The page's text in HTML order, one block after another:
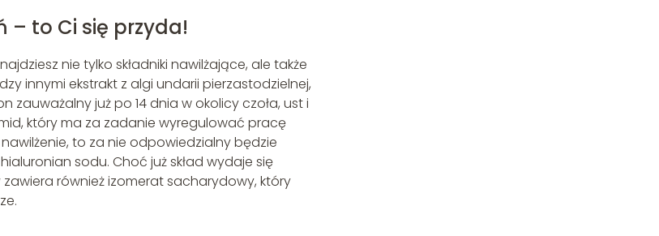
– to Ci się przyda!
nie tylko składniki nawilżające, ale także
innymi ekstrakt z algi undarii pierzastodzielnej,
zauważalny już po 14 dnia w okolicy czoła, ust i
który ma za zadanie wyregulować pracę
to za nie odpowiedzialny będzie
sodu. Choć już skład wydaje się
również izomerat sacharydowy, który